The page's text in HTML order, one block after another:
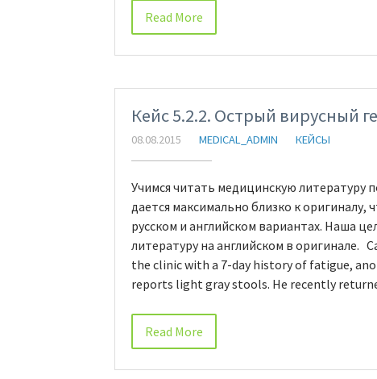
Read More
Кейс 5.2.2. Острый вирусный
08.08.2015 MEDICAL_ADMIN КЕЙСЫ
Учимся читать медицинскую литературу
дается максимально близко к
русском и английском вариантах. Наша
литературу на английском в оригинале.
the clinic with a 7-day history of fatigue,
reports light gray stools. He recently
Read More